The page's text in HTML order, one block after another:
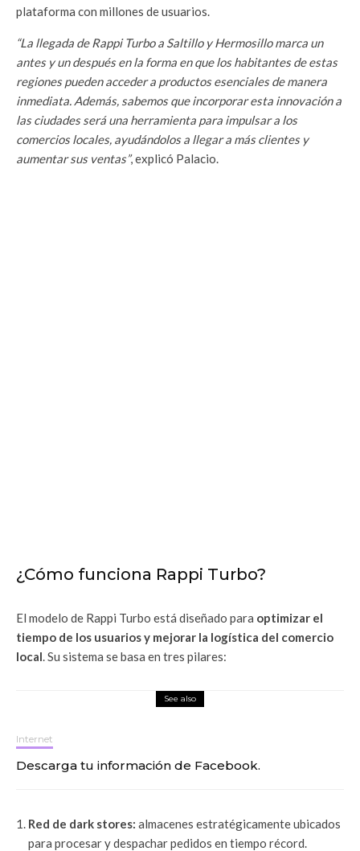
plataforma con millones de usuarios.
“La llegada de Rappi Turbo a Saltillo y Hermosillo marca un
antes y un después en la forma en que los habitantes de estas
regiones pueden acceder a productos esenciales de manera
inmediata. Además, sabemos que incorporar esta innovación a
las ciudades será una herramienta para impulsar a los
comercios locales, ayudándolos a llegar a más clientes y
aumentar sus ventas”, explicó Palacio.
¿Cómo funciona Rappi Turbo?
El modelo de Rappi Turbo está diseñado para optimizar el
tiempo de los usuarios y mejorar la logística del comercio
local. Su sistema se basa en tres pilares:
See also
Internet
Descarga tu información de Facebook.
Red de dark stores: almacenes estratégicamente ubicados
para procesar y despachar pedidos en tiempo récord.